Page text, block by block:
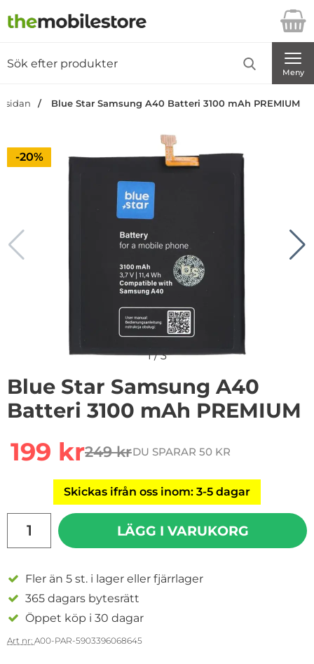
Startsidan för Danira Telecom AB
Meny
Blue Star Samsung A40 Batteri 3100 mAh PREMIUM
Priset är nedsatt med
-20%
1/3
Blue Star Samsung A40
Batteri 3100 mAh PREMIUM
rea pris
199 krtidigare pris
249 krDU SPARAR 50 KR
Skickas ifrån oss inom: 3-5 dagar
LÄGG I VARUKORG
Fler än 5 st. i lager eller fjärrlager
365 dagars bytesrätt
Öppet köp i 30 dagar
Art nr: A00-PAR-5903396068645